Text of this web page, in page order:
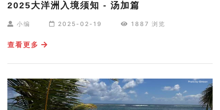
2025大洋洲入境须知 - 汤加篇
小编 2025-02-19 1887 浏览
查看更多